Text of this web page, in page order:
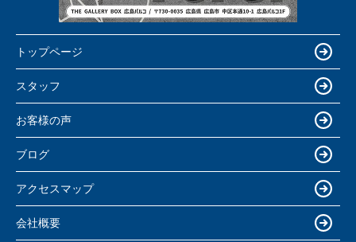
トップページ
スタッフ
お客様の声
ブログ
アクセスマップ
会社概要